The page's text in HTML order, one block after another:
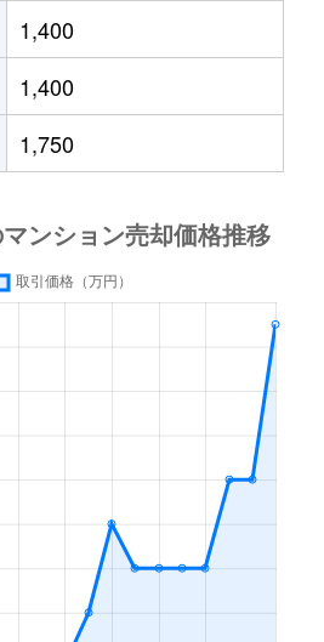
910万円
1,400
1,400
1,750